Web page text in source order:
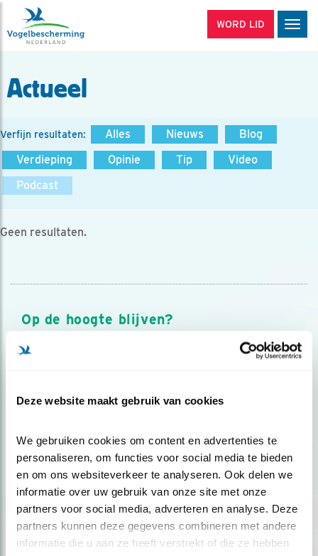
Deze website maakt gebruik van cookies
We gebruiken cookies om content en advertenties te
personaliseren, om functies voor social media te bieden
en om ons websiteverkeer te analyseren. Ook delen we
informatie over uw gebruik van onze site met onze
partners voor social media, adverteren en analyse. Deze
partners kunnen deze gegevens combineren met andere
informatie die u aan ze heeft verstrekt of die ze hebben
WORD LID
Actueel
Verfijn resultaten: Alles Nieuws
Blog
Verdieping
Opinie Tip
Video
Podcast
Geen resultaten.
Op de hoogte blijven?
Meld je aan en ontvang nieuws, inspiratie, acties en tips
over vogels en activiteiten van Vogelbescherming.